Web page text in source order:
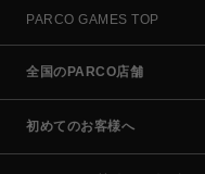
PARCO GAMES TOP
全国のPARCO店舗
初めてのお客様へ